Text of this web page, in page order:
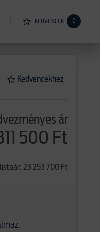
KEDVENCEK 0
Kedvencekhez
ár
500 Ft
listaár: 23 253 700 Ft